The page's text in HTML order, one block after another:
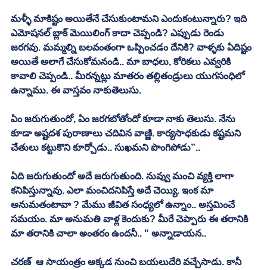
మళ్ళీ మాకిష్టం అయితేనే చేసుకుంటామని ఎందుకంటున్నారు? ఇది
ఎమోషనల్ బ్లాక్ మెయిలింగ్ కాదా చెప్పండి? ఎప్పుడు రెండు
జరగవు. మమ్మల్ని బలవంతంగా ఒప్పించడం దేనికి? వాళ్ళకు ఏదిష్టం
అయితే అలాగే చేసుకోమనండి.. మా బాధలు, కోరికలు ఎవ్వరికి
కావాలి చెప్పండి.. మీరన్నట్లు మాతరం తల్లితండ్రులు యుగసంధిలో
ఉన్నాము. ఈ వాస్తవం నాకుతెలుసు.
ఏం జరుగుతుందో, ఏం జరగబోతోందో కూడా నాకు తెలుసు. నేను
కూడా అష్టదశ పురాణాలు చదివిన వాణ్ణి. కార్యసాధకుడు కష్టమని
చేతులు కట్టుకొని కూర్చోడు.. సుఖమని పొంగిపోడు”..
ఏది జరుగుతుందో అదే జరుగుతుంది. నువ్వు మంచి వ్యక్తి లాగా
కనిపిస్తున్నావు. ఎలా మంచిదనిపిస్తే అదే చెయ్యి. ఇంక మా
అనుమతంటావా ? మేము జీవిత సంధ్యలో ఉన్నాం.. అస్తమించే
సమయం. మా అనుమతి వాళ్ల కెందుకు? మీరే చెప్పారు ఈ తరానికి
మా తరానికి చాలా అంతరం ఉందనీ.. " అన్నాడాయన..
చరణ్  ఆ సాయంత్రం అక్కడ నుంచి బయలుదేరి వచ్చేసాడు. కానీ